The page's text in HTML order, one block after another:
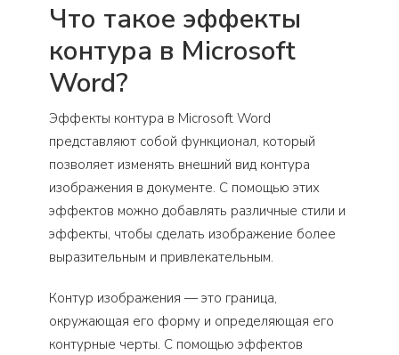
Что такое эффекты
контура в Microsoft
Word?
Эффекты контура в Microsoft Word
представляют собой функционал, который
позволяет изменять внешний вид контура
изображения в документе. С помощью этих
эффектов можно добавлять различные стили и
эффекты, чтобы сделать изображение более
выразительным и привлекательным.
Контур изображения — это граница,
окружающая его форму и определяющая его
контурные черты. С помощью эффектов